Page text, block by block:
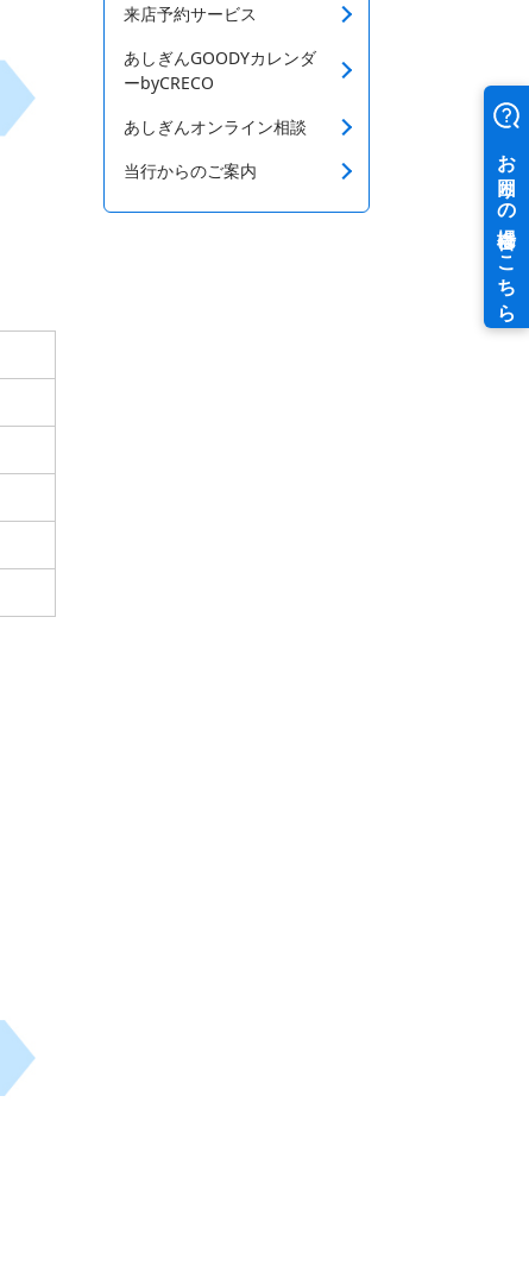
来店予約サービス
あしぎんGOODYカレンダ
ーbyCRECO
あしぎんオンライン相談
当行からのご案内